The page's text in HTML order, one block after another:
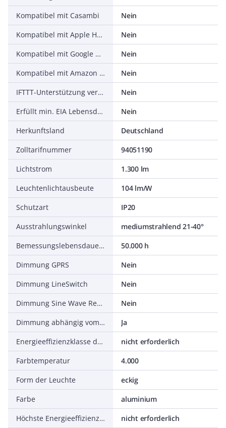
Kompatibel mit Casambi
Nein
Kompatibel mit Apple HomeKit
Nein
Kompatibel mit Google Assistant
Nein
Kompatibel mit Amazon Alexa
Nein
IFTTT-Unterstützung verfügbar
Nein
Erfüllt min. EIA Lebensdauerkriterium L90 (bei 50.000 h bei tq = 25 °C)
Nein
Herkunftsland
Deutschland
Zolltarifnummer
94051190
Lichtstrom
1.300 lm
Leuchtenlichtausbeute
104 lm/W
Schutzart
IP20
Ausstrahlungswinkel
mediumstrahlend 21-40°
Bemessungslebensdauer L80/B10 bei 25 °C
50.000 h
Dimmung GPRS
Nein
Dimmung LineSwitch
Nein
Dimmung Sine Wave Reduction
Nein
Dimmung abhängig vom Betriebsgerät
Ja
Energieeffizienzklasse des mitgelieferten austauschbaren Leuchtmittels
nicht erforderlich
Farbtemperatur
4.000
Form der Leuchte
eckig
Farbe
aluminium
Höchste Energieeffizienzklasse des austauschbaren Leuchtmittels
nicht erforderlich